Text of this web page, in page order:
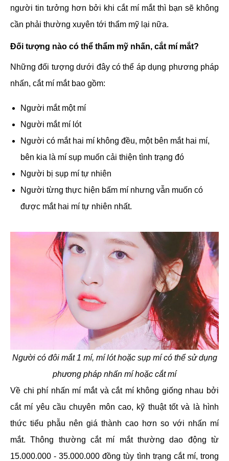
người tin tưởng hơn bởi khi cắt mí mắt thì bạn sẽ không
cần phải thường xuyên tới thẩm mỹ lại nữa.
Đối tượng nào có thể thẩm mỹ nhấn, cắt mí mắt?
Những đối tượng dưới đây có thể áp dụng phương pháp
nhấn, cắt mí mắt bao gồm:
Người mắt một mí
Người mắt mí lót
Người có mắt hai mí không đều, một bên mắt hai mí,
bên kia là mí sụp muốn cải thiện tình trạng đó
Người bị sụp mí tự nhiên
Người từng thực hiện bấm mí nhưng vẫn muốn có
được mắt hai mí tự nhiên nhất.
Người có đôi mắt 1 mí, mí lót hoặc sụp mí có thể sử dụng
phương pháp nhấn mí hoặc cắt mí
Về chi phí nhấn mí mắt và cắt mí không giống nhau bởi
cắt mí yêu cầu chuyên môn cao, kỹ thuật tốt và là hình
thức tiểu phẫu nên giá thành cao hơn so với nhấn mí
mắt. Thông thường cắt mí mắt thường dao động từ
15.000.000 - 35.000.000 đồng tùy tình trạng cắt mí, trong